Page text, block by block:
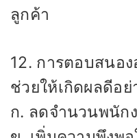
ลูกค้า
12. การตอบสนอ
ช่วยให้เกิดผลดีอย่
ก. ลดจำนวนพนัก